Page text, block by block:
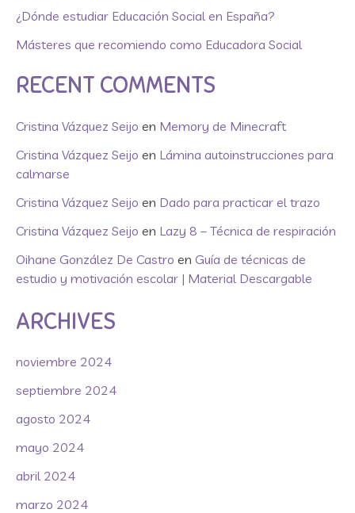
¿Dónde estudiar Educación Social en España?
Másteres que recomiendo como Educadora Social
RECENT COMMENTS
Cristina Vázquez Seijo en Memory de Minecraft
Cristina Vázquez Seijo en Lámina autoinstrucciones para
calmarse
Cristina Vázquez Seijo en Dado para practicar el trazo
Cristina Vázquez Seijo en Lazy 8 – Técnica de respiración
Oihane González De Castro en Guía de técnicas de
estudio y motivación escolar | Material Descargable
ARCHIVES
noviembre 2024
septiembre 2024
agosto 2024
mayo 2024
abril 2024
marzo 2024